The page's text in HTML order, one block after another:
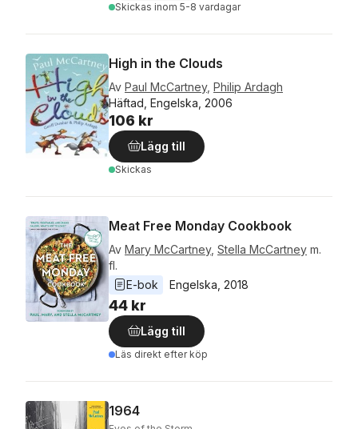
Skickas inom 5-8 vardagar
High in the Clouds
Av Paul McCartney, Philip Ardagh
Häftad, Engelska, 2006
106 kr
Lägg till
Skickas
Meat Free Monday Cookbook
Av Mary McCartney, Stella McCartney m.
fl.
E-bok
Engelska 2018
44 kr
Lägg till
Läs direkt efter köp
1964